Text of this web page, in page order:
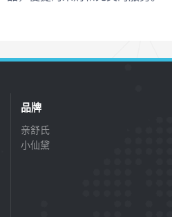
品牌
亲舒氏
小仙黛